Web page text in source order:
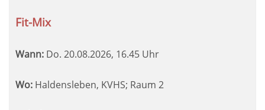
Fit-Mix
Wann: Do. 20.08.2026, 16.45 Uhr
Wo: Haldensleben, KVHS; Raum 2